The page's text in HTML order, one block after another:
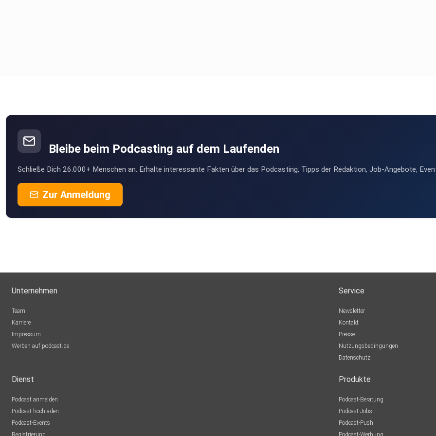
die Smileothek - mit über 100 Artikeln zum Thema Kieferorthopädie
https://ilovemysmile.de/smileothek/
Bleibe beim Podcasting auf dem Laufenden
Schließe Dich 26.000+ Menschen an. Erhalte interessante Fakten über das Podcasting, Tipps der Redaktion, Job-Angebote,
Zur Anmeldung
Unternehmen
Team
Karriere
Impressum
Werben auf podcast.de
Service
Newsletter
Kontakt
Presse
Nutzungsbedingungen
Datenschutz
Dienst
Podcast anmelden
Podcast hochladen
Podcast-Events
Registrierung
Produkte
Podcast-Beratung
Podcast-Jobs
Podcast-Push
Podcast-Werbung